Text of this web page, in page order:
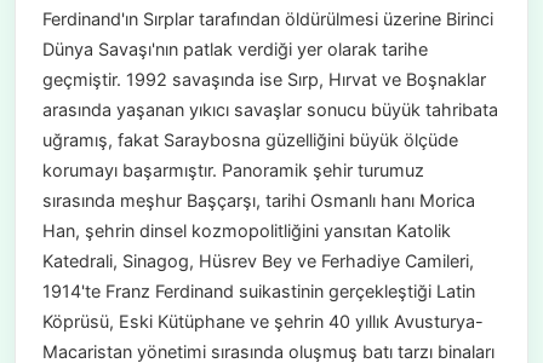
Ferdinand'ın Sırplar tarafından öldürülmesi üzerine Birinci
Dünya Savaşı'nın patlak verdiği yer olarak tarihe
geçmiştir. 1992 savaşında ise Sırp, Hırvat ve Boşnaklar
arasında yaşanan yıkıcı savaşlar sonucu büyük tahribata
uğramış, fakat Saraybosna güzelliğini büyük ölçüde
korumayı başarmıştır. Panoramik şehir turumuz
sırasında meşhur Başçarşı, tarihi Osmanlı hanı Morica
Han, şehrin dinsel kozmopolitliğini yansıtan Katolik
Katedrali, Sinagog, Hüsrev Bey ve Ferhadiye Camileri,
1914'te Franz Ferdinand suikastinin gerçekleştiği Latin
Köprüsü, Eski Kütüphane ve şehrin 40 yıllık Avusturya-
Macaristan yönetimi sırasında oluşmuş batı tarzı binaları